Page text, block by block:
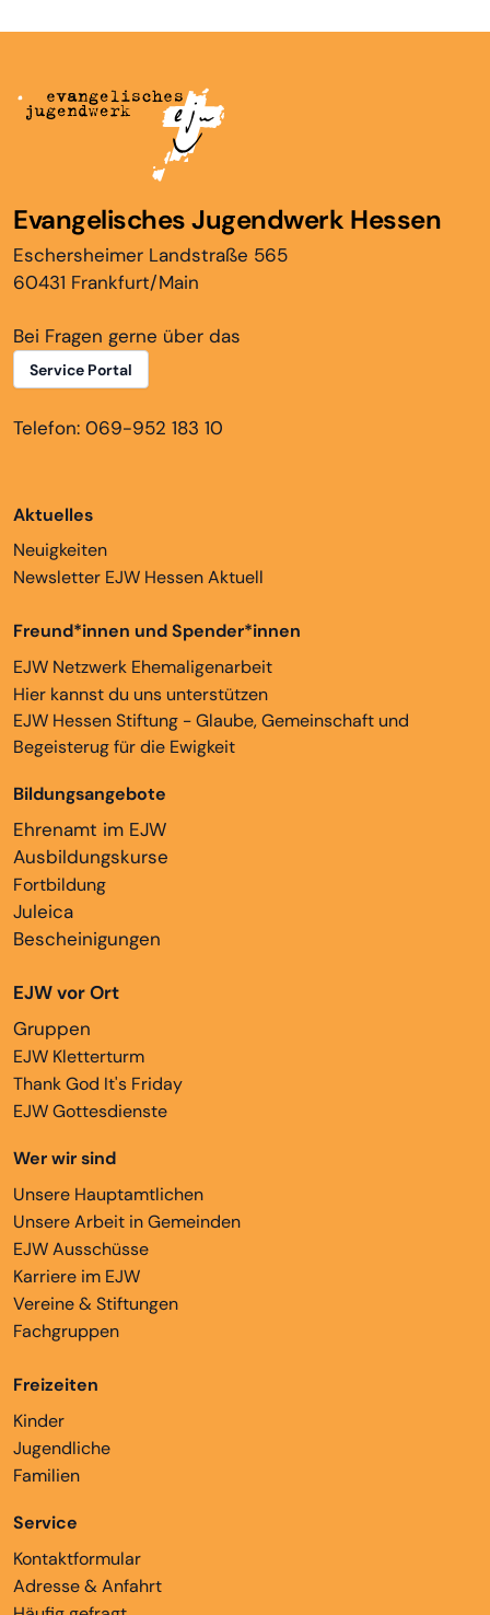
Evangelisches Jugendwerk Hessen
Eschersheimer Landstraße 565
60431 Frankfurt/Main
Bei Fragen gerne über das
Service Portal
Telefon: 069-952 183 10
Aktuelles
Neuigkeiten
Newsletter EJW Hessen Aktuell
Freund*innen und Spender*innen
EJW Netzwerk Ehemaligenarbeit
Hier kannst du uns unterstützen
EJW Hessen Stiftung - Glaube, Gemeinschaft und
Begeisterug für die Ewigkeit
Bildungsangebote
Ehrenamt im EJW
Ausbildungskurse
Fortbildung
Juleica
Bescheinigungen
EJW vor Ort
Gruppen
EJW Kletterturm
Thank God It's Friday
EJW Gottesdienste
Wer wir sind
Unsere Hauptamtlichen
Unsere Arbeit in Gemeinden
EJW Ausschüsse
Karriere im EJW
Vereine & Stiftungen
Fachgruppen
Freizeiten
Kinder
Jugendliche
Familien
Service
Kontaktformular
Adresse & Anfahrt